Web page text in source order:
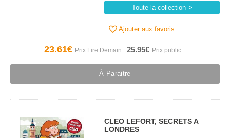
Toute la collection
Ajouter aux favoris
23.61€ 25.95€
À Paraitre
CLEO LEFORT, SECRETS A
LONDRES